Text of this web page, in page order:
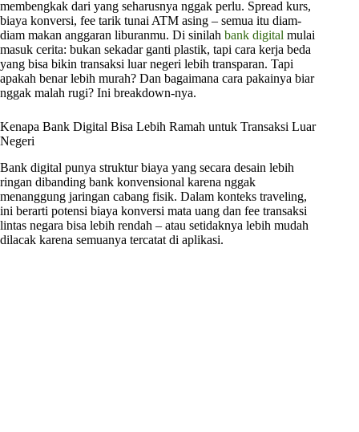
membengkak dari yang seharusnya nggak perlu. Spread kurs,
biaya konversi, fee tarik tunai ATM asing – semua itu diam-
diam makan anggaran liburanmu. Di sinilah bank digital mulai
masuk cerita: bukan sekadar ganti plastik, tapi cara kerja beda
yang bisa bikin transaksi luar negeri lebih transparan. Tapi
apakah benar lebih murah? Dan bagaimana cara pakainya biar
nggak malah rugi? Ini breakdown-nya.
Kenapa Bank Digital Bisa Lebih Ramah untuk Transaksi Luar
Negeri
Bank digital punya struktur biaya yang secara desain lebih
ringan dibanding bank konvensional karena nggak
menanggung jaringan cabang fisik. Dalam konteks traveling,
ini berarti potensi biaya konversi mata uang dan fee transaksi
lintas negara bisa lebih rendah – atau setidaknya lebih mudah
dilacak karena semuanya tercatat di aplikasi.